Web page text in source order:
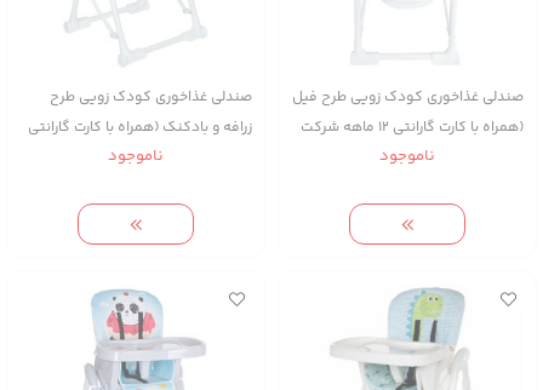
صندلی غذاخوری کودک زویی طرح فیل
(همراه با کارت گارانتی ۱۲ ماهه شرکت
ناموجود
صندلی غذاخوری کودک زویی طرح
زرافه و بادکنک (همراه با کارت گارانتی
ناموجود